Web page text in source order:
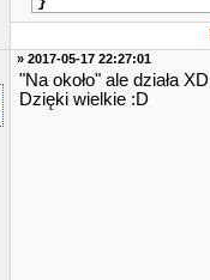
» 2017-05-17 22:27:01
"Na około" ale działa XD
Dzięki wielkie :D